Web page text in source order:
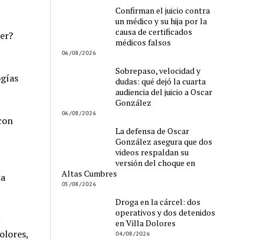
Confirman el juicio contra
un médico y su hija por la
causa de certificados
médicos falsos
06/08/2026
Sobrepaso, velocidad y
dudas: qué dejó la cuarta
audiencia del juicio a Oscar
González
06/08/2026
La defensa de Oscar
González asegura que dos
videos respaldan su
versión del choque en
Altas Cumbres
05/08/2026
Droga en la cárcel: dos
operativos y dos detenidos
en Villa Dolores
04/08/2026